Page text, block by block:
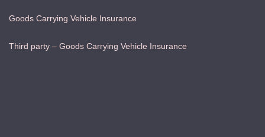
Goods Carrying Vehicle Insurance
Third party – Goods Carrying Vehicle Insurance